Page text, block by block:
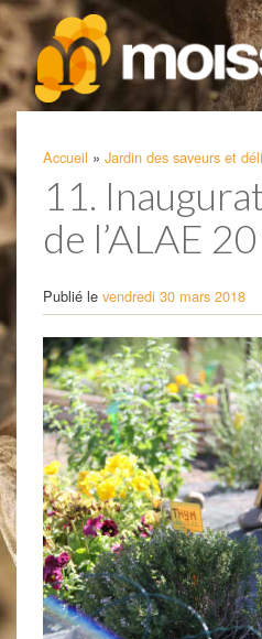
Accueil » Jardin des saveurs et
11.
de l’ALAE
Publié le vendredi 30 mars 2018